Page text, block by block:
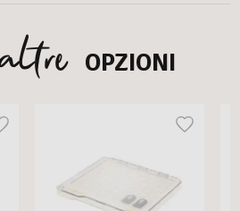
altre OPZIONI